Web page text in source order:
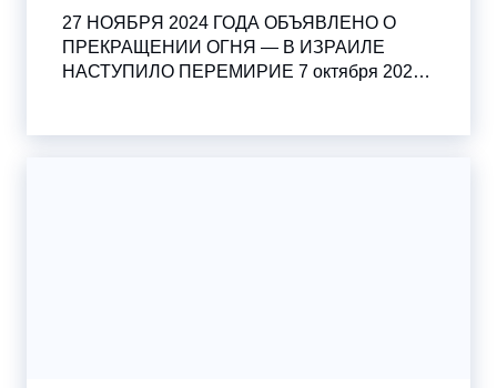
27 НОЯБРЯ 2024 ГОДА ОБЪЯВЛЕНО О
ПРЕКРАЩЕНИИ ОГНЯ — В ИЗРАИЛЕ
НАСТУПИЛО ПЕРЕМИРИЕ 7 октября 2023